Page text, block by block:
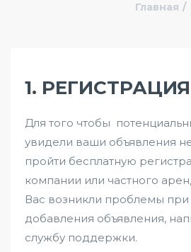
Главная
1. РЕГИСТРАЦИЯ
Для того чтобы
увидели ваши объявления
пройти бесплатную
компании или частного
Вас возникли проблемы при
добавления объявления,
службу поддержки.